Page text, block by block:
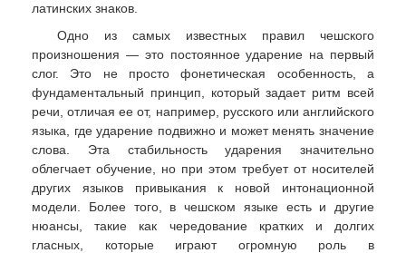
латинских знаков.
Одно из самых известных правил чешского
произношения — это постоянное ударение на первый
слог. Это не просто фонетическая особенность, а
фундаментальный принцип, который задает ритм всей
речи, отличая ее от, например, русского или английского
языка, где ударение подвижно и может менять значение
слова. Эта стабильность ударения значительно
облегчает обучение, но при этом требует от носителей
других языков привыкания к новой интонационной
модели. Более того, в чешском языке есть и другие
нюансы, такие как чередование кратких и долгих
гласных, которые играют огромную роль в